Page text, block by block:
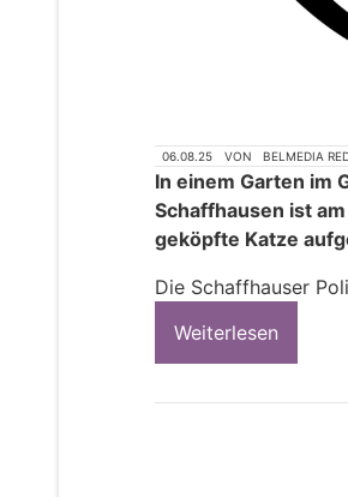
06.08.25 VON BELMEDIA
In einem Garten im
Schaffhausen ist
geköpfte Katze
Die Schaffhauser
Weiterlesen